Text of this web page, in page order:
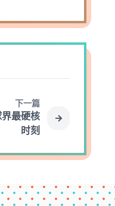
下一篇
最硬核
时刻